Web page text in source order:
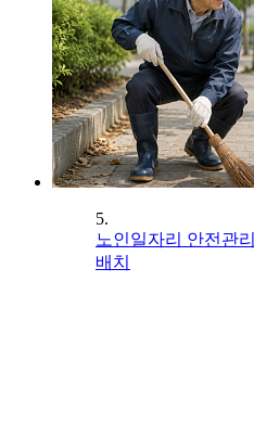
5.
노인일자리 안전관
배치